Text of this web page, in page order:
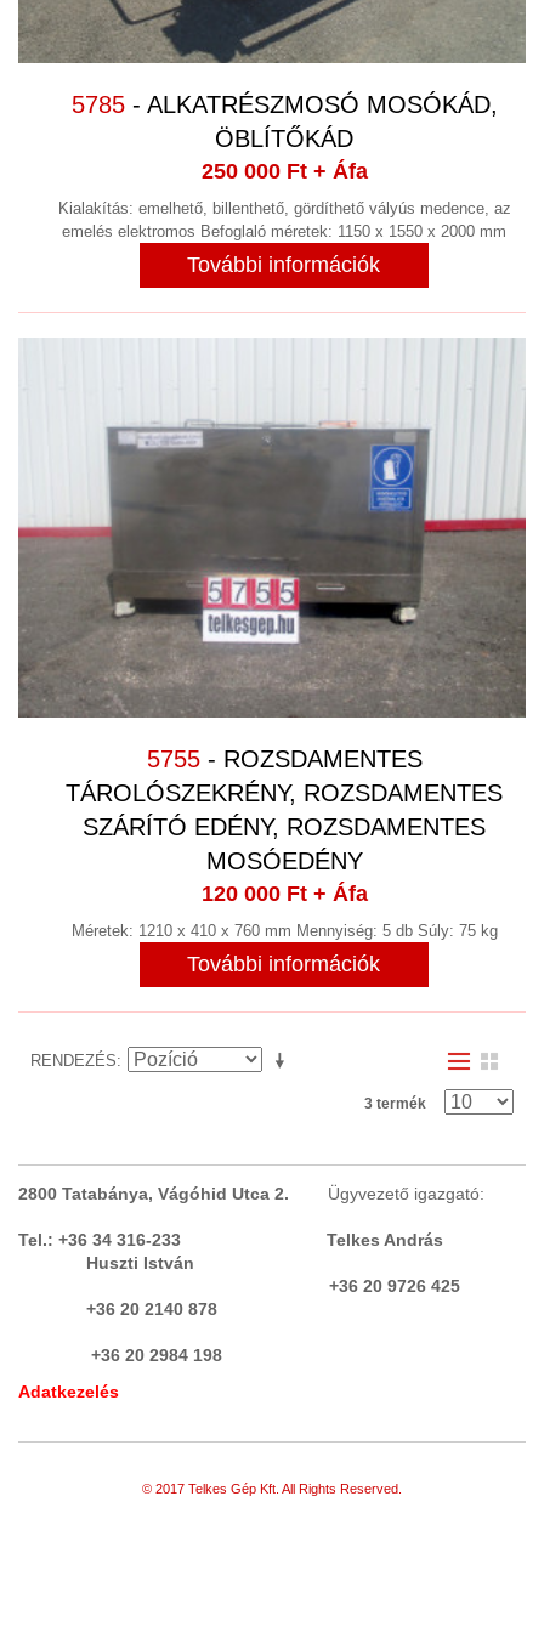
FŰTÉS (3)
FREKVENCIAVÁLTÓ, INDÍTÓ
ELLENÁLLÁS (13)
FRÖCCSÖNTŐ BERENDEZÉS
GALVANIZÁLÁS
GÉPÉPÍTÉS
(8)
GŐZFEJLESZTŐ,GŐZKAZÁN
GYÓGYSZERIPAR
HIDRAULIKA (33)
HOMOGENIZÁTOR
HŰTÉS, FOLYADÉKHŰTŐK
HŰTVESZÁRÍTÓ (6)
HULLADÉKKEZELÉS (2)
KÁBEL
KÁBEL BLANKOLÓ GÉP (1)
KAPCSOLÓSZEKRÉNY (1)
KÉT KOMPONENSŰ ADAGOLÓ ÉS
KEVERŐ RENDSZER
KEVERŐ, MIXER (8)
KIEGYENSÚLYOZÓGÉP (2)
LABORTECHNIKA (5)
LÉGTECHNIKA, SZŰRŐK,
ALKATRÉSZEK, HŰTÉS, FŰTÉS
(12)
LINEÁRIS SÍN, CSAPÁGY (3)
LOGISZTIKAI ESZKÖZÖK,
MÁGNESES VASKIVÁLASZTÁS,
VASKIVÁLASZTÓ, FÉMKIVÁLASZTÓ
MÉRLEG, SZALAGMÉRLEG,
SZÁLLÍTÓSZALAG
5785 - ALKATRÉSZMOSÓ MOSÓKÁD,
ÖBLÍTŐKÁD
250 000 Ft+ Áfa
Kialakítás: emelhető, billenthető, gördíthető vályús medence, az
emelés elektromos Befoglaló méretek: 1150 x 1550 x 2000 mm
További információk
5755- ROZSDAMENTES
TÁROLÓSZEKRÉNY, ROZSDAMENTES
SZÁRÍTÓ EDÉNY, ROZSDAMENTES
MOSÓEDÉNY
120 000 Ft+ Áfa
Méretek: 1210 x 410 x 760 mm Mennyiség: 5 db Súly: 75 kg
További információk
RENDEZÉS
3 termék
2800 Tatabánya, Vágóhid Utca 2. Ügyvezető igazgató:
Tel.: +36 34 316-233 Telkes András
Huszti István
+36 20 9726 425
+36 20 2140 878
+36 20 2984 198
Adatkezelés
© 2017 Telkes Gép Kft. All Rights Reserved.